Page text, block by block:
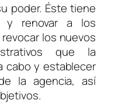
poder. Éste tiene
y renovar a los
los nuevos
que la
cabo y establecer
la agencia, así